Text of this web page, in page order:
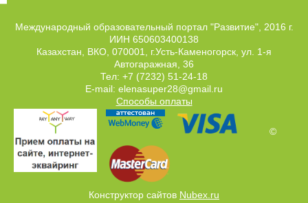
Международный образовательный портал "Развитие", 2016 г.
ИИН 650603400138
Казахстан, ВКО, 070001, г.Усть-Каменогорск, ул. 1-я
Автогаражная, 36
Тел: +7 (7232) 51-24-18
E-mail: elenasuper28@gmail.ru
Способы оплаты
©
Конструктор сайтов Nubex.ru